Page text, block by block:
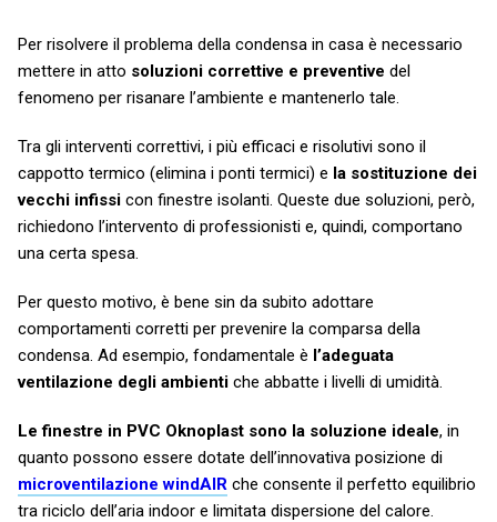
Per risolvere il problema della condensa in casa è necessario
mettere in atto soluzioni correttive e preventive del
fenomeno per risanare l’ambiente e mantenerlo tale.
Tra gli interventi correttivi, i più efficaci e risolutivi sono il
cappotto termico (elimina i ponti termici) e la sostituzione dei
vecchi infissi con finestre isolanti. Queste due soluzioni, però,
richiedono l’intervento di professionisti e, quindi, comportano
una certa spesa.
Per questo motivo, è bene sin da subito adottare
comportamenti corretti per prevenire la comparsa della
condensa. Ad esempio, fondamentale è l’adeguata
ventilazione degli ambienti che abbatte i livelli di umidità.
Le finestre in PVC Oknoplast sono la soluzione ideale, in
quanto possono essere dotate dell’innovativa posizione di
microventilazione windAIR che consente il perfetto equilibrio
tra riciclo dell’aria indoor e limitata dispersione del calore.